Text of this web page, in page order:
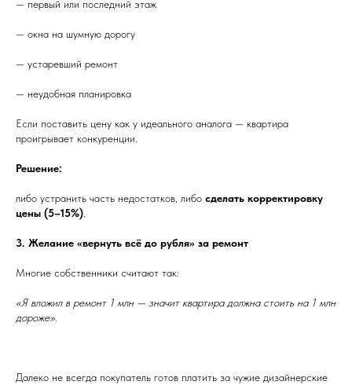
— первый или последний этаж
— окна на шумную дорогу
— устаревший ремонт
— неудобная планировка
Если поставить цену как у идеального аналога — квартира
проигрывает конкуренции.
Решение:
либо устранить часть недостатков, либо сделать корректировку
цены (5–15%).
3. Желание «вернуть всё до рубля» за ремонт
Многие собственники считают так:
«Я вложил в ремонт 1 млн — значит квартира должна стоить на 1 млн
дороже».
Далеко не всегда покупатель готов платить за чужие дизайнерские